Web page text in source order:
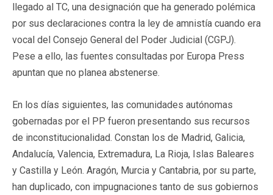
llegado al TC, una designación que ha generado polémica
por sus declaraciones contra la ley de amnistía cuando era
vocal del Consejo General del Poder Judicial (CGPJ).
Pese a ello, las fuentes consultadas por Europa Press
apuntan que no planea abstenerse.
En los días siguientes, las comunidades autónomas
gobernadas por el PP fueron presentando sus recursos
de inconstitucionalidad. Constan los de Madrid, Galicia,
Andalucía, Valencia, Extremadura, La Rioja, Islas Baleares
y Castilla y León. Aragón, Murcia y Cantabria, por su parte,
han duplicado, con impugnaciones tanto de sus gobiernos